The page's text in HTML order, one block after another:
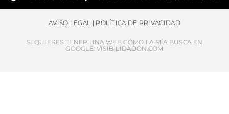
AVISO LEGAL | POLÍTICA DE PRIVACIDAD
SI QUIERES TENER UNA WEB CÓMO LA MÍA BUSCA EN
GOOGLE: VISIBILIDADON.COM